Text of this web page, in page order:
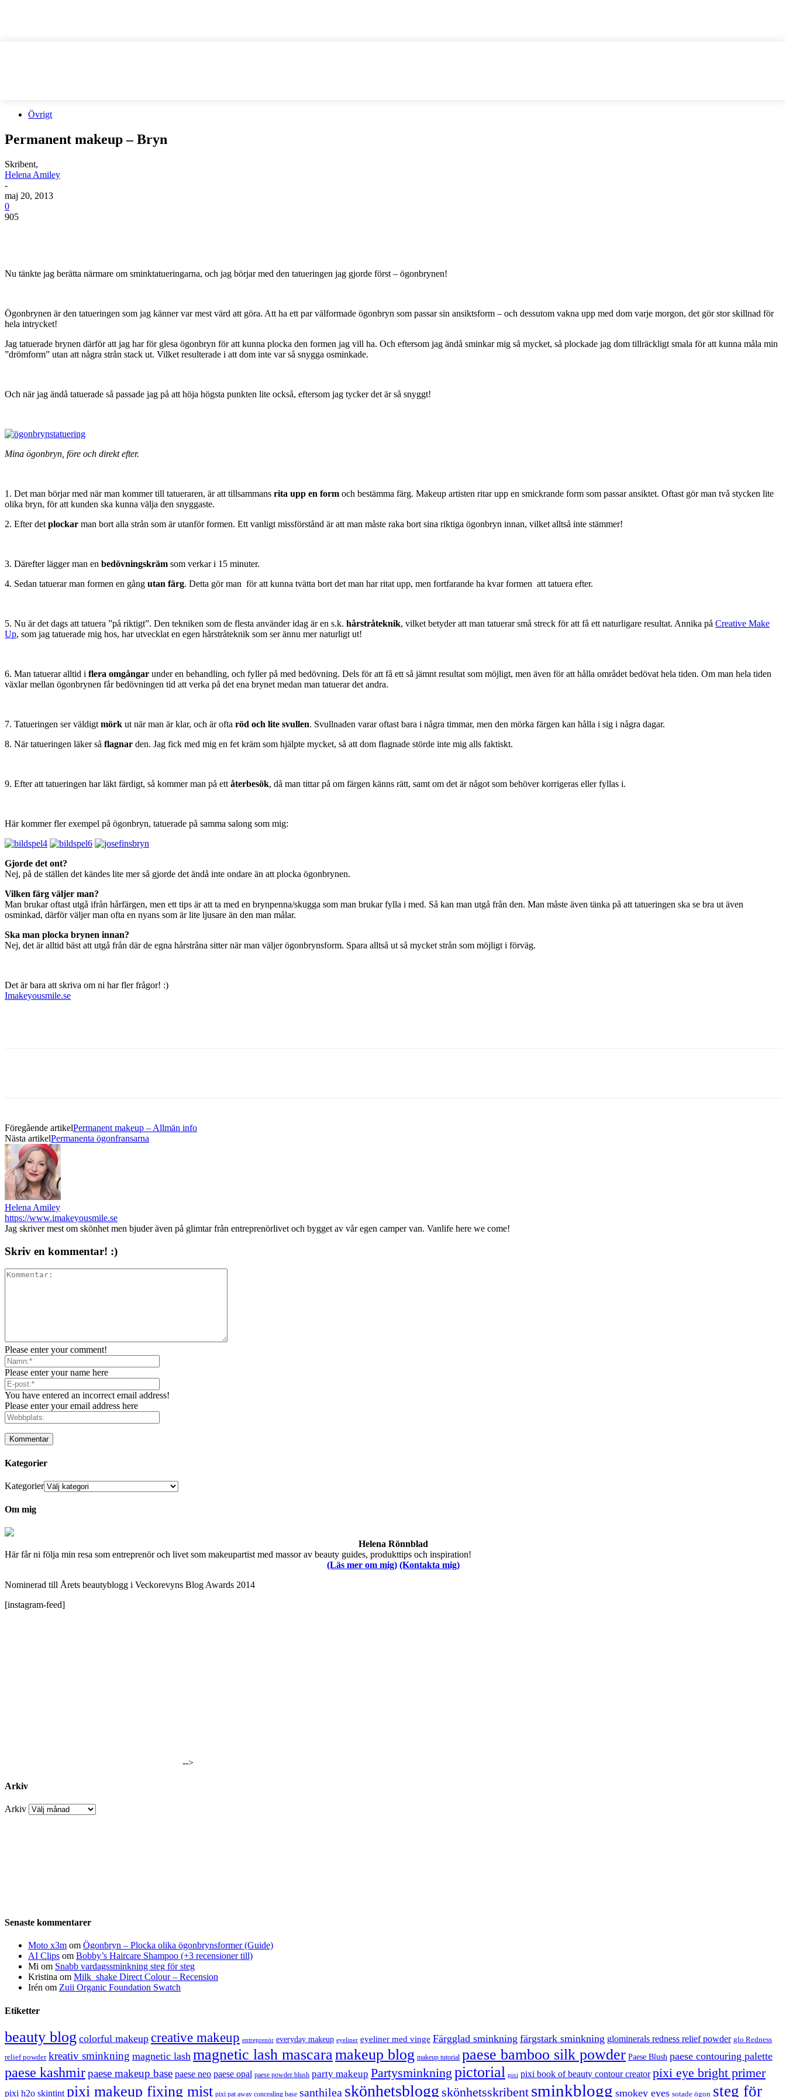
Övrigt
Permanent makeup – Bryn
Skribent,
Helena Amiley
-
maj 20, 2013
0
905
Nu tänkte jag berätta närmare om sminktatueringarna, och jag börjar med den tatueringen jag gjorde först – ögonbrynen!
Ögonbrynen är den tatueringen som jag känner var mest värd att göra. Att ha ett par välformade ögonbryn som passar sin ansiktsform – och dessutom vakna upp med dom varje morgon, det gör stor skillnad för
hela intrycket!
Jag tatuerade brynen därför att jag har för glesa ögonbryn för att kunna plocka den formen jag vill ha. Och eftersom jag ändå sminkar mig så mycket, så plockade jag dom tillräckligt smala för att kunna måla min
”drömform” utan att några strån stack ut. Vilket resulterade i att dom inte var så snygga osminkade.
Och när jag ändå tatuerade så passade jag på att höja högsta punkten lite också, eftersom jag tycker det är så snyggt!
Mina ögonbryn, före och direkt efter.
1. Det man börjar med när man kommer till tatueraren, är att tillsammans rita upp en form och bestämma färg. Makeup artisten ritar upp en smickrande form som passar ansiktet. Oftast gör man två stycken lite
olika bryn, för att kunden ska kunna välja den snyggaste.
2. Efter det plockar man bort alla strån som är utanför formen. Ett vanligt missförstånd är att man måste raka bort sina riktiga ögonbryn innan, vilket alltså inte stämmer!
3. Därefter lägger man en bedövningskräm som verkar i 15 minuter.
4. Sedan tatuerar man formen en gång utan färg. Detta gör man för att kunna tvätta bort det man har ritat upp, men fortfarande ha kvar formen att tatuera efter.
5. Nu är det dags att tatuera ”på riktigt”. Den tekniken som de flesta använder idag är en s.k. hårstråteknik, vilket betyder att man tatuerar små streck för att få ett naturligare resultat. Annika på Creative Make
Up, som jag tatuerade mig hos, har utvecklat en egen hårstråteknik som ser ännu mer naturligt ut!
6. Man tatuerar alltid i flera omgångar under en behandling, och fyller på med bedövning. Dels för att få ett så jämnt resultat som möjligt, men även för att hålla området bedövat hela tiden. Om man hela tiden
växlar mellan ögonbrynen får bedövningen tid att verka på det ena brynet medan man tatuerar det andra.
7. Tatueringen ser väldigt mörk ut när man är klar, och är ofta röd och lite svullen. Svullnaden varar oftast bara i några timmar, men den mörka färgen kan hålla i sig i några dagar.
8. När tatueringen läker så flagnar den. Jag fick med mig en fet kräm som hjälpte mycket, så att dom flagnade störde inte mig alls faktiskt.
9. Efter att tatueringen har läkt färdigt, så kommer man på ett återbesök, då man tittar på om färgen känns rätt, samt om det är något som behöver korrigeras eller fyllas i.
Här kommer fler exempel på ögonbryn, tatuerade på samma salong som mig:
Gjorde det ont?
Nej, på de ställen det kändes lite mer så gjorde det ändå inte ondare än att plocka ögonbrynen.
Vilken färg väljer man?
Man brukar oftast utgå ifrån hårfärgen, men ett tips är att ta med en brynpenna/skugga som man brukar fylla i med. Så kan man utgå från den. Man måste även tänka på att tatueringen ska se bra ut även
osminkad, därför väljer man ofta en nyans som är lite ljusare än den man målar.
Ska man plocka brynen innan?
Nej, det är alltid bäst att utgå från där de egna hårstråna sitter när man väljer ögonbrynsform. Spara alltså ut så mycket strån som möjligt i förväg.
Det är bara att skriva om ni har fler frågor! :)
Imakeyousmile.se
Föregående artikelPermanent makeup – Allmän info
Nästa artikelPermanenta ögonfransarna
Helena Amiley
https://www.imakeyousmile.se
Jag skriver mest om skönhet men bjuder även på glimtar från entreprenörlivet och bygget av vår egen camper van. Vanlife here we come!
Skriv en kommentar! :)
Please enter your comment!
Please enter your name here
You have entered an incorrect email address!
Please enter your email address here
Kategorier
Kategorier
Om mig
Helena Rönnblad
Här får ni följa min resa som entreprenör och livet som makeupartist med massor av beauty guides, produkttips och inspiration!
(Läs mer om mig) (Kontakta mig)
Nominerad till Årets beautyblogg i Veckorevyns Blog Awards 2014
[instagram-feed]
-->
Arkiv
Arkiv
Senaste kommentarer
Moto x3m om Ögonbryn – Plocka olika ögonbrynsformer (Guide)
AI Clips om Bobby’s Haircare Shampoo (+3 recensioner till)
Mi om Snabb vardagssminkning steg för steg
Kristina om Milk_shake Direct Colour – Recension
Irén om Zuii Organic Foundation Swatch
Etiketter
beauty blog colorful makeup creative makeup entreprenör everyday makeup eyeliner eyeliner med vinge Färgglad sminkning färgstark sminkning glominerals redness relief powder glo Redness
relief powder kreativ sminkning magnetic lash magnetic lash mascaramakeup blog makeup tutorial paese bamboo silk powder Paese Blush paese contouring palette
paese kashmirpaese makeup base paese neo paese opal paese powder blush party makeup Partysminkning pictorial pixi pixi book of beauty contour creator pixi eye bright primer
pixi h2o skintint pixi makeup fixing mist pixi pat away concealing base santhilea skönhetsblogg skönhetsskribent sminkblogg smokey eyes sotade ögon steg för